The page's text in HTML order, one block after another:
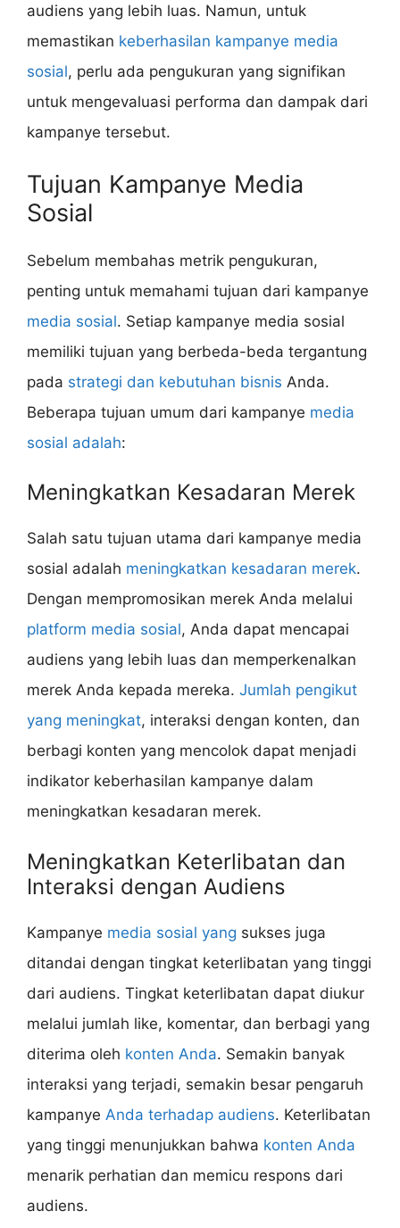
audiens yang lebih luas. Namun, untuk
memastikan keberhasilan kampanye media
sosial, perlu ada pengukuran yang signifikan
untuk mengevaluasi performa dan dampak dari
kampanye tersebut.
Tujuan Kampanye Media
Sosial
Sebelum membahas metrik pengukuran,
penting untuk memahami tujuan dari kampanye
media sosial. Setiap kampanye media sosial
memiliki tujuan yang berbeda-beda tergantung
pada strategi dan kebutuhan bisnis Anda.
Beberapa tujuan umum dari kampanye media
sosial adalah:
Meningkatkan Kesadaran Merek
Salah satu tujuan utama dari kampanye media
sosial adalah meningkatkan kesadaran merek.
Dengan mempromosikan merek Anda melalui
platform media sosial, Anda dapat mencapai
audiens yang lebih luas dan memperkenalkan
merek Anda kepada mereka. Jumlah pengikut
yang meningkat, interaksi dengan konten, dan
berbagi konten yang mencolok dapat menjadi
indikator keberhasilan kampanye dalam
meningkatkan kesadaran merek.
Meningkatkan Keterlibatan dan
Interaksi dengan Audiens
Kampanye media sosial yang sukses juga
ditandai dengan tingkat keterlibatan yang tinggi
dari audiens. Tingkat keterlibatan dapat diukur
melalui jumlah like, komentar, dan berbagi yang
diterima oleh konten Anda. Semakin banyak
interaksi yang terjadi, semakin besar pengaruh
kampanye Anda terhadap audiens. Keterlibatan
yang tinggi menunjukkan bahwa konten Anda
menarik perhatian dan memicu respons dari
audiens.